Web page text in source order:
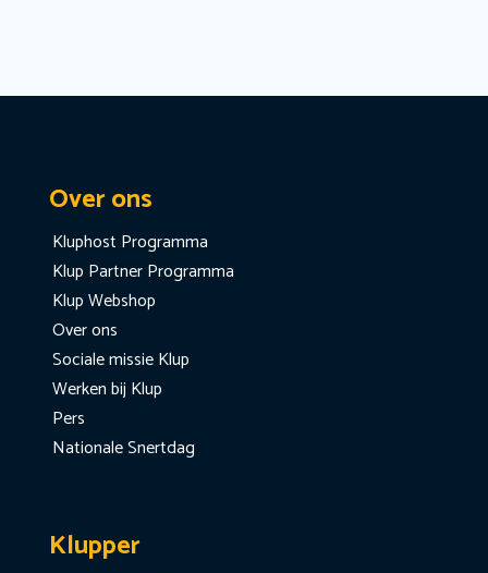
Over ons
Kluphost Programma
Klup Partner Programma
Klup Webshop
Over ons
Sociale missie Klup
Werken bij Klup
Pers
Nationale Snertdag
Klupper